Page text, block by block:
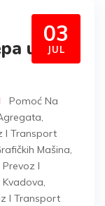
03
JUL
u
Pomoć Na
,
I Transport
Mašina,
Prevoz I
,
I Transport